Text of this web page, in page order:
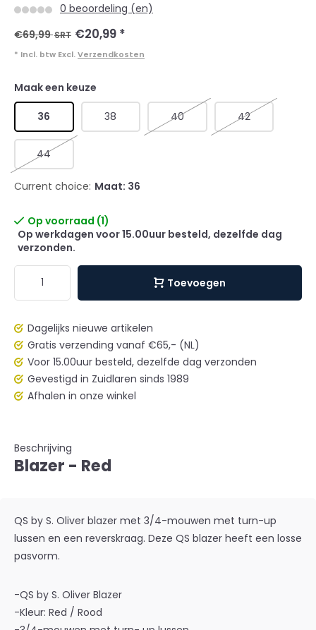
0 beoordeling (en)
€69,99SRT €20,99 *
* Incl. btw Excl. Verzendkosten
Maak een keuze
36 38 40 42
44
Current choice: Maat: 36
Op voorraad (1)
Op werkdagen voor 15.00uur besteld, dezelfde dag
verzonden.
Toevoegen
Dagelijks nieuwe artikelen
Gratis verzending vanaf €65,- (NL)
Voor 15.00uur besteld, dezelfde dag verzonden
Gevestigd in Zuidlaren sinds 1989
Afhalen in onze winkel
Beschrijving
Blazer - Red
QS by S. Oliver blazer met 3/4-mouwen met turn-up
lussen en een reverskraag. Deze QS blazer heeft een losse
pasvorm.
-QS by S. Oliver Blazer
-Kleur: Red / Rood